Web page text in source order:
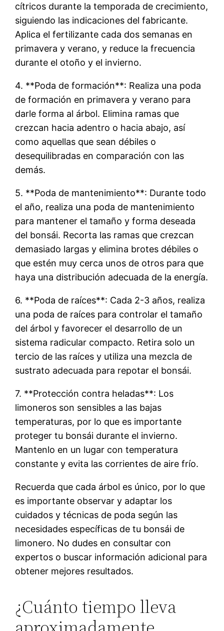
cítricos durante la temporada de crecimiento,
siguiendo las indicaciones del fabricante.
Aplica el fertilizante cada dos semanas en
primavera y verano, y reduce la frecuencia
durante el otoño y el invierno.
4. **Poda de formación**: Realiza una poda
de formación en primavera y verano para
darle forma al árbol. Elimina ramas que
crezcan hacia adentro o hacia abajo, así
como aquellas que sean débiles o
desequilibradas en comparación con las
demás.
5. **Poda de mantenimiento**: Durante todo
el año, realiza una poda de mantenimiento
para mantener el tamaño y forma deseada
del bonsái. Recorta las ramas que crezcan
demasiado largas y elimina brotes débiles o
que estén muy cerca unos de otros para que
haya una distribución adecuada de la energía.
6. **Poda de raíces**: Cada 2-3 años, realiza
una poda de raíces para controlar el tamaño
del árbol y favorecer el desarrollo de un
sistema radicular compacto. Retira solo un
tercio de las raíces y utiliza una mezcla de
sustrato adecuada para repotar el bonsái.
7. **Protección contra heladas**: Los
limoneros son sensibles a las bajas
temperaturas, por lo que es importante
proteger tu bonsái durante el invierno.
Mantenlo en un lugar con temperatura
constante y evita las corrientes de aire frío.
Recuerda que cada árbol es único, por lo que
es importante observar y adaptar los
cuidados y técnicas de poda según las
necesidades específicas de tu bonsái de
limonero. No dudes en consultar con
expertos o buscar información adicional para
obtener mejores resultados.
¿Cuánto tiempo lleva